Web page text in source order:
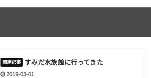
すみだ水族館に行ってきた
2019-03-01